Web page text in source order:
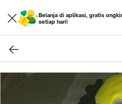
Belanja di aplikasi, gratis
setiap hari!